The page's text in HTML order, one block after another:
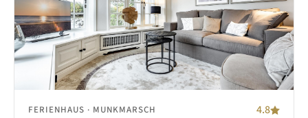
FERIENHAUS · MUNKMARSCH 4.8